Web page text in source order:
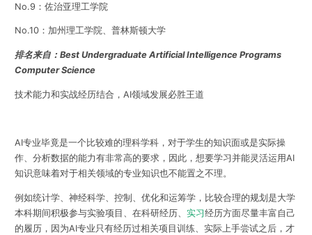
No.9：佐治亚理工学院
No.10：加州理工学院、普林斯顿大学
排名来自：Best Undergraduate Artificial Intelligence Programs
Computer Science
技术能力和实战经历结合，AI领域发展必胜王道
AI专业毕竟是一个比较难的理科学科，对于学生的知识面或是实际操
作、分析数据的能力有非常高的要求，因此，想要学习并能灵活运用AI
知识意味着对于相关领域的专业知识也不能置之不理。
例如统计学、神经科学、控制、优化和运筹学， 比较合理的规划是大学
本科期间积极参与实验项目、在科研经历、 实习经历方面尽量丰富自己
的履历， 因为AI专业只有经历过相关项目训练、实际上手尝试之后，才